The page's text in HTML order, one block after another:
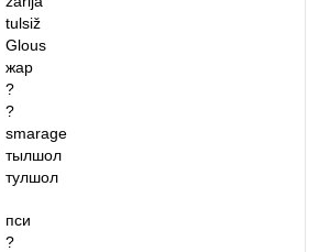
tulsiž
Glous
жар
?
?
smarage
тылшол
тулшол
пси
?